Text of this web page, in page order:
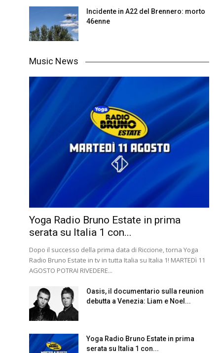
Incidente in A22 del Brennero: morto
46enne
Music News
Yoga Radio Bruno Estate in prima
serata su Italia 1 con...
Dopo il successo della prima data di Riccione, torna Yoga
Radio Bruno Estate in tv in tutta Italia su Italia 1! MARTEDì 11
AGOSTO POTRAI RIVEDERE...
Oasis, il documentario sulla reunion
debutta a Venezia: Liam e Noel...
Yoga Radio Bruno Estate in prima
serata su Italia 1 con...